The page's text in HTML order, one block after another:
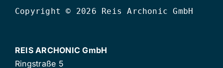
Copyright © 2026 Reis Archonic GmbH
REIS ARCHONIC GmbH
Ringstraße 5